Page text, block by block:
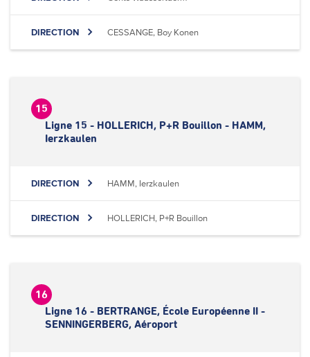
DIRECTION CESSANGE, Boy Konen
15
Ligne 15 - HOLLERICH, P+R Bouillon - HAMM,
Ierzkaulen
DIRECTION HAMM, Ierzkaulen
DIRECTION HOLLERICH, P+R Bouillon
16
Ligne 16 - BERTRANGE, École Européenne II -
SENNINGERBERG, Aéroport